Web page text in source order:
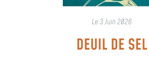
Le3 Juin 2026
DEUIL DE SEL